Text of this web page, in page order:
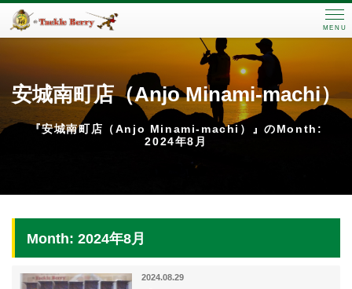
MENU
安城南町店（Anjo Minami-machi）
『安城南町店（Anjo Minami-machi）』のMonth:
2024年8月
Month: 2024年8月
2024.08.29